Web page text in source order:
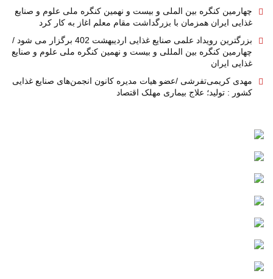
چهارمین کنگره بین الملی و بیست و نهمین کنگره ملی علوم و صنایع
غذایی ایران همزمان با بزرگداشت مقام معلم اغاز به کار کرد
بزرگترین رویداد علمی صنایع غذایی اردیبهشت 402 برگزار می شود /
چهارمین کنگره بین المللی و بیست و نهمین کنگره ملی علوم و صنایع
غذایی ایران
مهدی کریمی‌تفرشی /عضو هیات مدیره کانون انجمن‌های صنایع غذایی
کشور : تولید؛ علاج بیماری مهلک اقتصاد